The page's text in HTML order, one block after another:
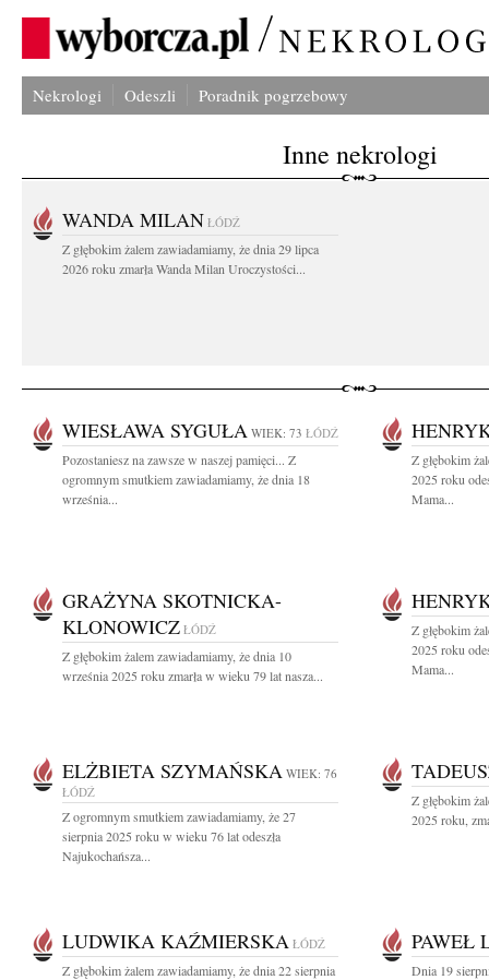
Nekrologi Odeszli Poradnik pogrzebowy
Inne nekrologi
WANDA MILAN ŁÓDŹ
Z głębokim żalem zawiadamiamy, że dnia 29 lipca
2026 roku zmarła Wanda Milan Uroczystości...
WIESŁAWA SYGUŁA WIEK: 73 ŁÓDŹ
Pozostaniesz na zawsze w naszej pamięci... Z
ogromnym smutkiem zawiadamiamy, że dnia 18
września...
Z głębokim
2025 roku
Mama...
GRAŻYNA SKOTNICKA-
KLONOWICZ ŁÓDŹ
Z głębokim żalem zawiadamiamy, że dnia 10
września 2025 roku zmarła w wieku 79 lat nasza...
Z głębokim
2025 roku
Mama...
ELŻBIETA SZYMAŃSKA WIEK: 76
ŁÓDŹ
Z ogromnym smutkiem zawiadamiamy, że 27
sierpnia 2025 roku w wieku 76 lat odeszła
Najukochańsza...
Z głębokim
2025 roku,
LUDWIKA KAŹMIERSKA ŁÓDŹ
Z głębokim żalem zawiadamiamy, że dnia 22 sierpnia
PAWEŁ
Dnia 19